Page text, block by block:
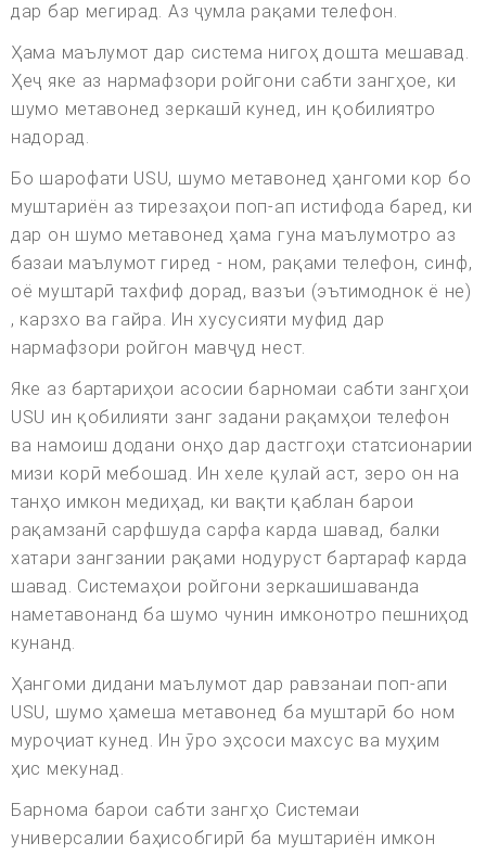
дар бар мегирад. Аз ҷумла рақами телефон.
Ҳама маълумот дар система нигоҳ дошта мешавад.
Ҳеҷ яке аз нармафзори ройгони сабти зангҳое, ки
шумо метавонед зеркашӣ кунед, ин қобилиятро
надорад.
Бо шарофати USU, шумо метавонед ҳангоми кор бо
муштариён аз тирезаҳои поп-ап истифода баред, ки
дар он шумо метавонед ҳама гуна маълумотро аз
базаи маълумот гиред - ном, рақами телефон, синф,
оё муштарӣ тахфиф дорад, вазъи (эътимоднок ё не)
, карзхо ва гайра. Ин хусусияти муфид дар
нармафзори ройгон мавҷуд нест.
Яке аз бартариҳои асосии барномаи сабти зангҳои
USU ин қобилияти занг задани рақамҳои телефон
ва намоиш додани онҳо дар дастгоҳи статсионарии
мизи корӣ мебошад. Ин хеле қулай аст, зеро он на
танҳо имкон медиҳад, ки вақти қаблан барои
рақамзанӣ сарфшуда сарфа карда шавад, балки
хатари зангзании рақами нодуруст бартараф карда
шавад. Системаҳои ройгони зеркашишаванда
наметавонанд ба шумо чунин имконотро пешниҳод
кунанд.
Ҳангоми дидани маълумот дар равзанаи поп-апи
USU, шумо ҳамеша метавонед ба муштарӣ бо ном
муроҷиат кунед. Ин ӯро эҳсоси махсус ва муҳим
ҳис мекунад.
Барнома барои сабти зангҳо Системаи
универсалии баҳисобгирӣ ба муштариён имкон